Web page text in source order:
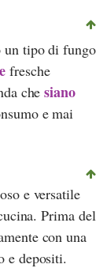
un tipo di fungo
fresche
chesiano
e mai
e versatile
Prima del
con una
e depositi.